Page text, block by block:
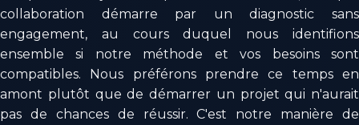
collaboration démarre par un diagnostic sans
engagement, au cours duquel nous identifions
ensemble si notre méthode et vos besoins sont
compatibles. Nous préférons prendre ce temps en
amont plutôt que de démarrer un projet qui n'aurait
pas de chances de réussir. C'est notre manière de